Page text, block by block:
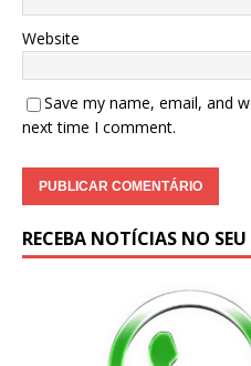
Website
Save my name, email, and
next time I comment.
RECEBA NOTÍCIAS NO